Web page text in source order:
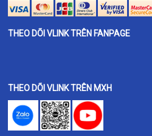
THEO DÕI VLINK TRÊN FANPAGE
THEO DÕI VLINK TRÊN MXH